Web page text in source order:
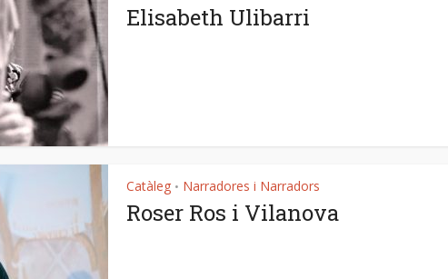
Elisabeth Ulibarri
Catàleg • Narradores i Narradors
Roser Ros i Vilanova